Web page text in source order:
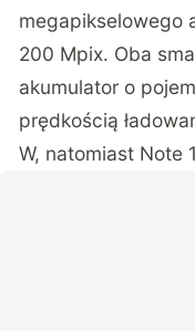
megapikselowego
200 Mpix. Oba
akumulator o
prędkością
W, natomiast Note